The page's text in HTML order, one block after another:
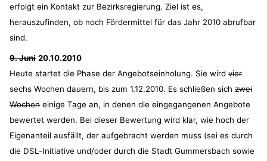
erfolgt ein Kontakt zur Bezirksregierung. Ziel ist es,
herauszufinden, ob noch Fördermittel für das Jahr 2010 abrufbar
sind.
9. Juni 20.10.2010
Heute startet die Phase der Angebotseinholung. Sie wird vier
sechs Wochen dauern, bis zum 1.12.2010. Es schließen sich zwei
Wochen einige Tage an, in denen die eingegangenen Angebote
bewertet werden. Bei dieser Bewertung wird klar, wie hoch der
Eigenanteil ausfällt, der aufgebracht werden muss (sei es durch
die DSL-Initiative und/oder durch die Stadt Gummersbach sowie